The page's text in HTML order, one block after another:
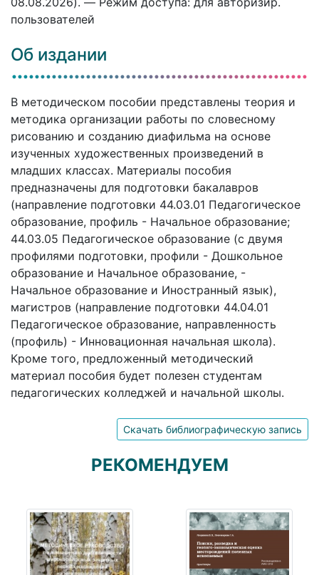
пользователей
Об издании
В методическом пособии представлены теория и
методика организации работы по словесному
рисованию и созданию диафильма на основе
изученных художественных произведений в
младших классах. Материалы пособия
предназначены для подготовки бакалавров
(направление подготовки 44.03.01 Педагогическое
образование, профиль - Начальное образование;
44.03.05 Педагогическое образование (с двумя
профилями подготовки, профили - Дошкольное
образование и Начальное образование, -
Начальное образование и Иностранный язык),
магистров (направление подготовки 44.04.01
Педагогическое образование, направленность
(профиль) - Инновационная начальная школа).
Кроме того, предложенный методический
материал пособия будет полезен студентам
педагогических колледжей и начальной школы.
Скачать библиографическую запись
РЕКОМЕНДУЕМ